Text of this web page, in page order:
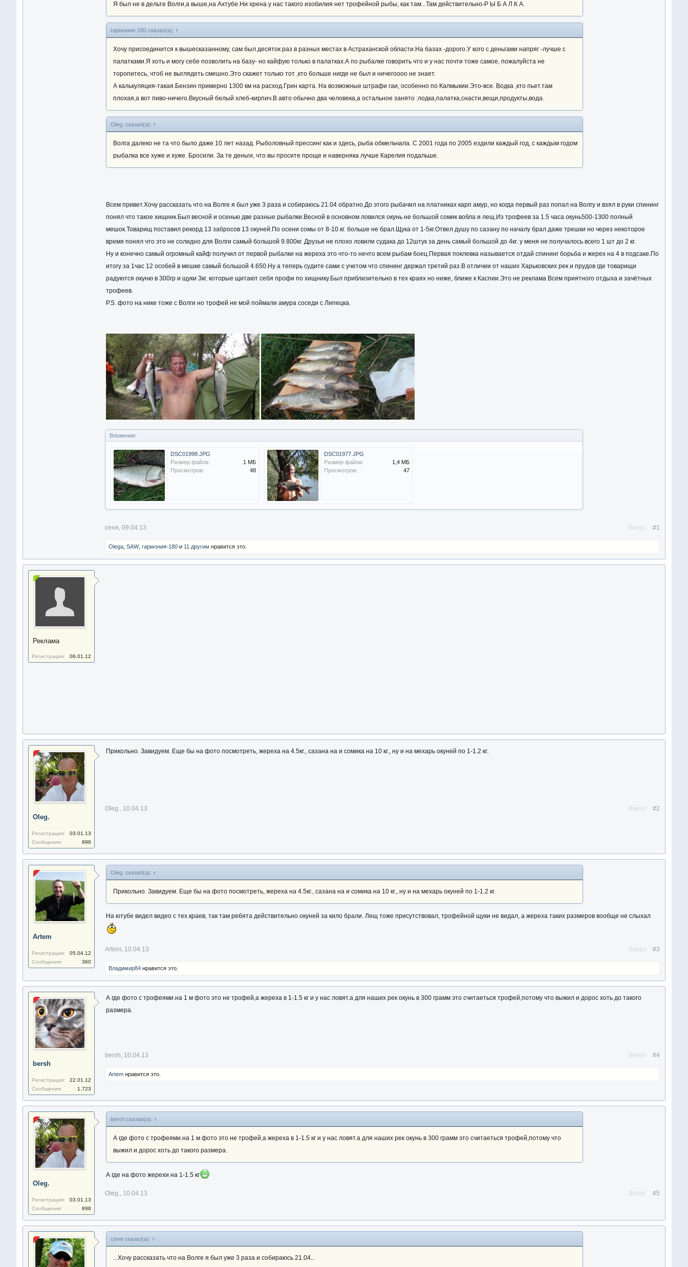
Я был не в дельте Волги,а выше,на Ахтубе.Ни хрена у нас такого изобилия нет трофейной рыбы, как там...Там действительно-Р Ы Б А Л К А.
гармония-180 сказал(а): ↑
Хочу присоединится к вышесказанному, сам был десяток раз в разных местах в Астраханской области.На базах -дорого.У кого с деньгами напряг -лучше с
палатками.Я хоть и могу себе позволить на базу- но кайфую только в палатках.А по рыбалке говорить что и у нас почти тоже самое, пожалуйста не
торопитесь, чтоб не выглядеть смешно.Это скажет только тот ,кто больше нигде не был и ничегоооо не знает.
А калькуляция-такая.Бензин примерно 1300 км на расход.Грин карта. На возможные штрафи гаи, особенно по Калмыкии.Это-все. Водка ,кто пьет.там
плохая,а вот пиво-ничего.Вкусный белый хлеб-кирпич.В авто обычно два человека,а остальное занято :лодка,палатка,снасти,вещи,продукты,вода.
Oleg. сказал(а): ↑
Волга далеко не та что было даже 10 лет назад. Рыболовный прессинг как и здесь, рыба обмельчала. С 2001 года по 2005 ездили каждый год, с каждым годом
рыбалка все хуже и хуже. Бросили. За те деньги, что вы просите проще и наверняка лучше Карелия подальше.
Всем привет.Хочу рассказать что на Волге я был уже 3 раза и собираюсь 21.04 обратно.До этого рыбачил на платниках карп амур, но когда первый раз попал на Волгу и взял в руки спининг
понял что такое хищник.Был весной и осенью две разные рыбалки.Весной в основном ловился окунь не большой сомик вобла и лещ.Из трофеев за 1.5 часа окунь500-1300 полный
мешок.Товарищ поставил рекорд 13 забросов 13 окуней.По осени сомы от 8-10 кг. больше не брал.Щука от 1-5кг.Отвел душу по сазану по началу брал даже трешки но через некоторое
время понял что это не солидно для Волги самый большой 9.800кг. Друзья не плохо ловили судака до 12штук за день самый большой до 4кг. у меня не получалось всего 1 шт до 2 кг.
Ну и конечно самый огромный кайф получил от первой рыбалки на жереха это что-то нечто всем рыбам боец.Первая поклевка называется отдай спининг борьба и жерех на 4 в подсаке.По
итогу за 1час 12 особей в мешке самый большой 4.650.Ну а теперь судите сами с учетом что спининг держал третий раз.В отличии от наших Харьковских рек и прудов где товарищи
радуются окуню в 300гр и щуки 3кг. которые щитают себя профи по хищнику.Был приблизительно в тех краях но ниже, ближе к Каспии.Это не реклама Всем приятного отдыха и зачётных
трофеев.
P.S. фото на нике тоже с Волги но трофей не мой поймали амура соседи с Липецка.
Вложения:
DSC01998.JPG
Размер файла:
1 МБ
Просмотров:
48
DSC01977.JPG
Размер файла:
1,4 МБ
Просмотров:
47
сеня, 09.04.13 #1
Вверх
Olega, SAW, гармония-180и 11 другим нравится это.
Реклама
Регистрация: 06.01.12
Oleg.
Регистрация:
03.01.13
Сообщения:
898
Прикольно. Завидуем. Еще бы на фото посмотреть, жереха на 4.5кг., сазана на и сомика на 10 кг., ну и на мехарь окуней по 1-1.2 кг.
Oleg., 10.04.13 #2
Вверх
Artem
Регистрация:
05.04.12
Сообщения:
360
Oleg. сказал(а): ↑
Прикольно. Завидуем. Еще бы на фото посмотреть, жереха на 4.5кг., сазана на и сомика на 10 кг., ну и на мехарь окуней по 1-1.2 кг.
На ютубе видел видео с тех краев, так там ребята действительно окуней за кило брали. Лещ тоже присутствовал, трофейной щуки не видал, а жереха таких размеров вообще не слыхал
Artem, 10.04.13 #3
Вверх
Владимир84нравится это.
bersh
Регистрация:
22.01.12
Сообщения:
1.723
А где фото с трофеями.на 1 м фото это не трофей,а жереха в 1-1.5 кг и у нас ловят.а для наших рек окунь в 300 грамм это считаеться трофей,потому что выжил и дорос хоть до такого
размера.
bersh, 10.04.13 #4
Вверх
Artemнравится это.
Oleg.
Регистрация:
03.01.13
Сообщения:
898
bersh сказал(а): ↑
А где фото с трофеями.на 1 м фото это не трофей,а жереха в 1-1.5 кг и у нас ловят.а для наших рек окунь в 300 грамм это считаеться трофей,потому что
выжил и дорос хоть до такого размера.
А где на фото жерехи на 1-1.5 кг
Oleg., 10.04.13 #5
Вверх
сеня сказал(а): ↑
...Хочу рассказать что на Волге я был уже 3 раза и собираюсь 21.04...